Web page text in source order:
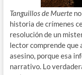
Tanguillos de Muerteno
historia de crímenes
resolución de un
lector comprende que
asesino, porque esa
narrativo. Lo